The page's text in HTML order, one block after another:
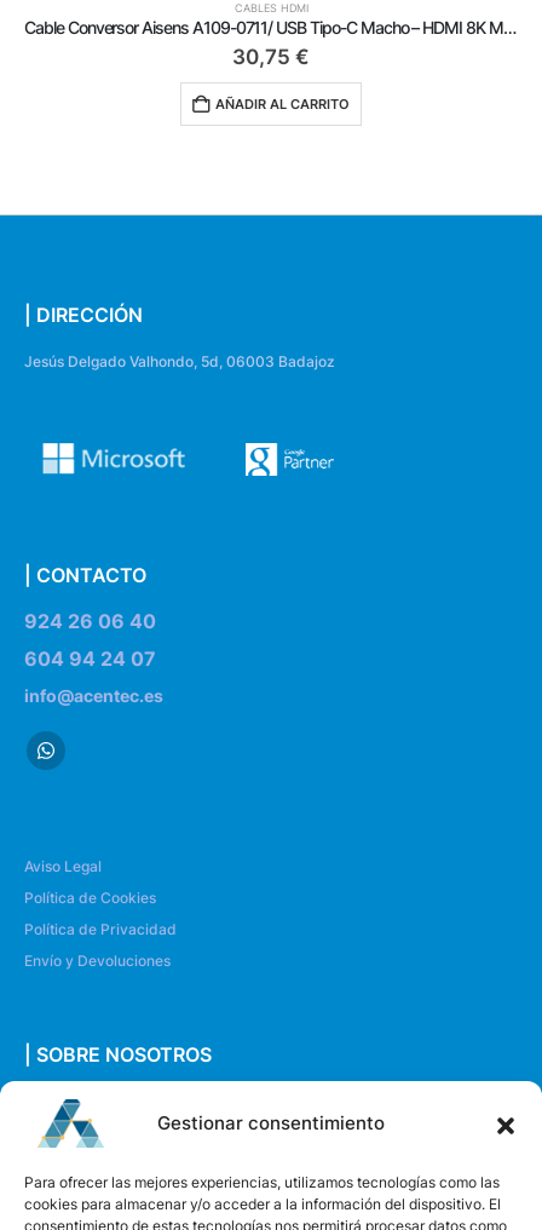
Gestionar consentimiento
Para ofrecer las mejores experiencias, utilizamos tecnologías como las
cookies para almacenar y/o acceder a la información del dispositivo. El
consentimiento de estas tecnologías nos permitirá procesar datos como
CABLES HDMI
Cable Conversor Aisens A109-0711/ USB Tipo-C Macho – HDMI 8K Macho/ Hasta 27W/ 6000Mbps/ 1m/ Negro
30,75 €
AÑADIR AL CARRITO
| DIRECCIÓN
Jesús Delgado Valhondo, 5d, 06003 Badajoz
| CONTACTO
924 26 06 40
604 94 24 07
info@acentec.es
Aviso Legal
Política de Cookies
Política de Privacidad
Envío y Devoluciones
| SOBRE NOSOTROS
Quiénes somos
Envíanos un mensaje